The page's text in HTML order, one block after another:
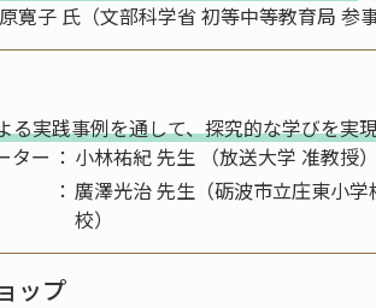
寛子 氏（文部科学省 初等中等教育局 参
る実践事例を通して、探究的な学びを実
ター
小林祐紀 先生 （放送大学 准教授）
廣澤光治 先生（砺波市立庄東小
校）
ップ